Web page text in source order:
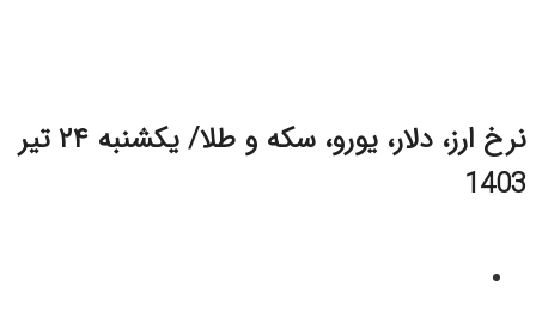
نرخ ارز، دلار، یورو، سکه و طلا/ یکشنبه ۲۴ تیر
1403